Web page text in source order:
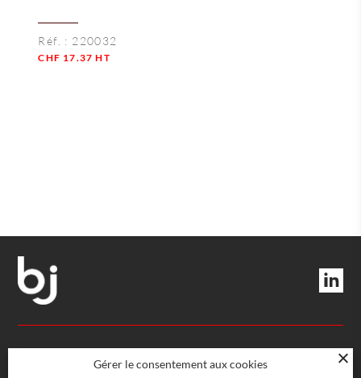
Réf. : 220032
CHF 17.37 HT
DIRECTION ET SERVICES
Gérer le consentement aux cookies